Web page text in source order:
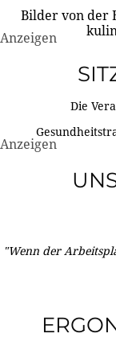
Bilder von der
Anzeigen
Die
Anzeigen
"Wenn der